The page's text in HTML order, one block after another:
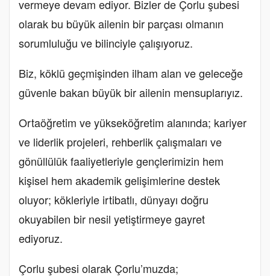
vermeye devam ediyor. Bizler de Çorlu şubesi
olarak bu büyük ailenin bir parçası olmanın
sorumluluğu ve bilinciyle çalışıyoruz.
Biz, köklü geçmişinden ilham alan ve geleceğe
güvenle bakan büyük bir ailenin mensuplarıyız.
Ortaöğretim ve yükseköğretim alanında; kariyer
ve liderlik projeleri, rehberlik çalışmaları ve
gönüllülük faaliyetleriyle gençlerimizin hem
kişisel hem akademik gelişimlerine destek
oluyor; kökleriyle irtibatlı, dünyayı doğru
okuyabilen bir nesil yetiştirmeye gayret
ediyoruz.
Çorlu şubesi olarak Çorlu’muzda;